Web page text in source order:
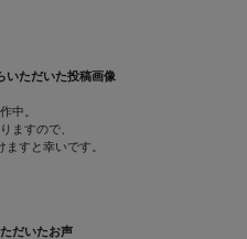
いただいた投稿画像
中。
ますので、
すと幸いです。
だいたお声